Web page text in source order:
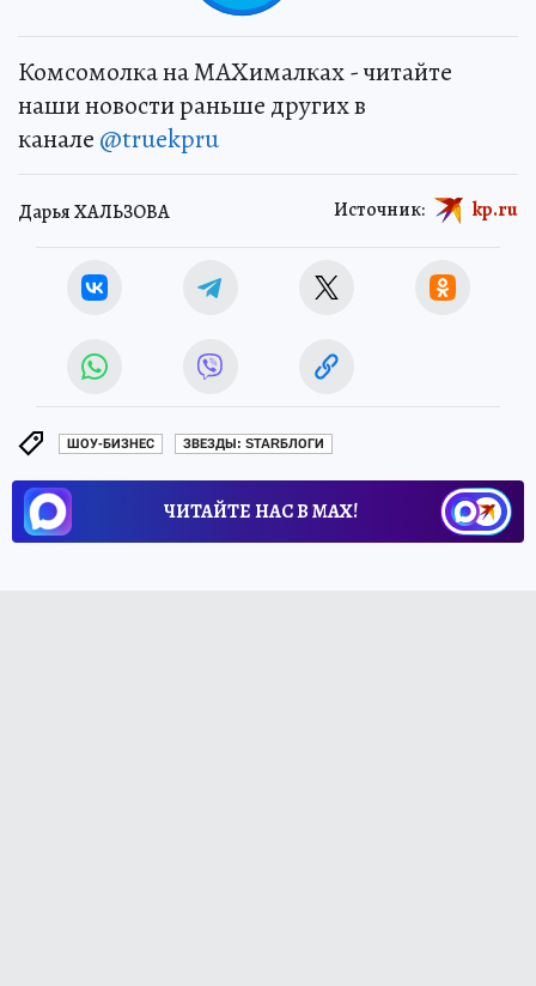
Комсомолка на MAXималках - читайте
наши новости раньше других в
канале @truekpru
Дарья ХАЛЬЗОВА Источник: kp.ru
ШОУ-БИЗНЕС ЗВЕЗДЫ: STARБЛОГИ
ЧИТАЙТЕ НАС В МАХ!